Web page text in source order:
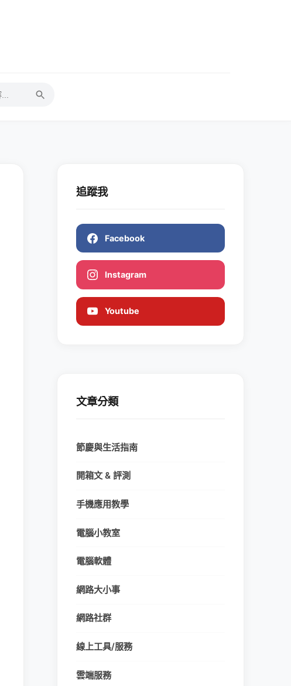
追蹤我
Facebook
Instagram
Youtube
文章分類
節慶與生活指南
開箱文 & 評測
手機應用教學
電腦小教室
電腦軟體
網路大小事
網路社群
線上工具/服務
雲端服務